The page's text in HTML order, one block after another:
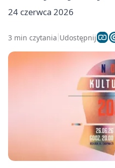
24 czerwca 2026
3 min czytania Udostępnij